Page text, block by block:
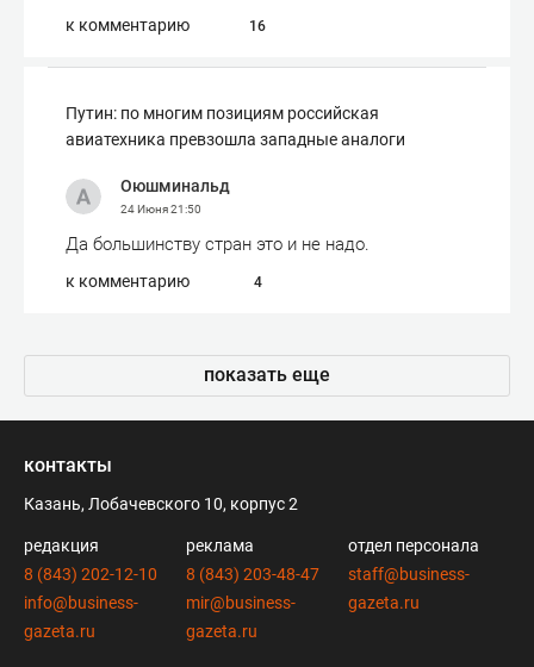
к комментарию 16
Путин: по многим позициям российская
авиатехника превзошла западные аналоги
Оюшминальд
24 Июня21:50
Да большинству стран это и не надо.
к комментарию 4
показать еще
контакты
Казань, Лобачевского 10, корпус 2
редакция
8 (843) 202-12-10
info@business-
gazeta.ru
реклама
8 (843) 203-48-47
mir@business-
gazeta.ru
отдел персонала
staff@business-
gazeta.ru